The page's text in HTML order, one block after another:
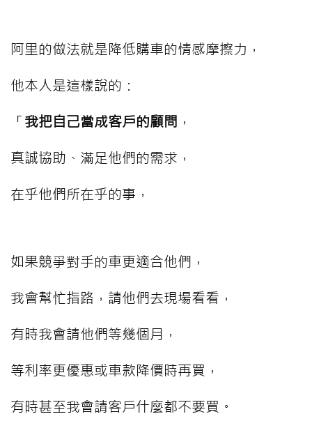
阿里的做法就是降低購車的情感摩擦力，
他本人是這樣說的：
「我把自己當成客戶的顧問 ，
真誠協助、滿足他們的需求，
在乎他們所在乎的事，
如果競爭對手的車更適合他們，
我會幫忙指路，請他們去現場看看，
有時我會請他們等幾個月，
等利率更優惠或車款降價時再買，
有時甚至我會請客戶什麼都不要買。